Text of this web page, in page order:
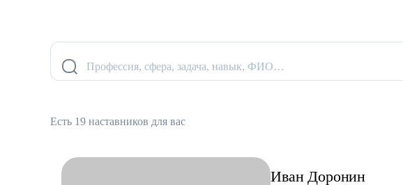
Профессия, сфера, задача, навык, ФИО…
Есть 19 наставников для вас
Иван Доронин